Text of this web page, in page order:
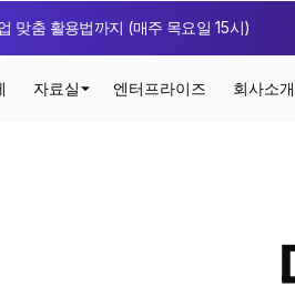
맞춤 활용법까지 (매주 목요일 15시)
자료실 엔터프라이즈 회사소개